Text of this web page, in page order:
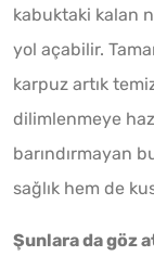
kabuktaki kalan
yol açabilir.
karpuz artık
dilimlenmeye
barındırmayan
sağlık hem de
Şunlara da göz